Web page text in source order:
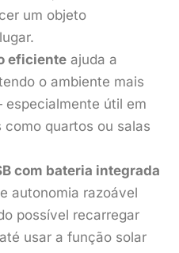
um objeto
eficiente ajuda a
o ambiente mais
útil em
quartos ou salas
com bateria integrada
autonomia razoável
possível recarregar
usar a função solar